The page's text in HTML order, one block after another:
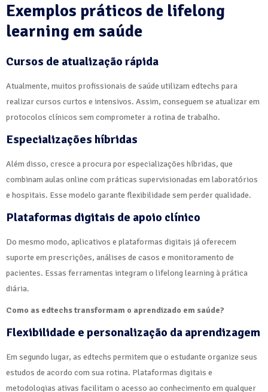
Exemplos práticos de lifelong
learning em saúde
Cursos de atualização rápida
Atualmente, muitos profissionais de saúde utilizam edtechs para
realizar cursos curtos e intensivos. Assim, conseguem se atualizar em
protocolos clínicos sem comprometer a rotina de trabalho.
Especializações híbridas
Além disso, cresce a procura por especializações híbridas, que
combinam aulas online com práticas supervisionadas em laboratórios
e hospitais. Esse modelo garante flexibilidade sem perder qualidade.
Plataformas digitais de apoio clínico
Do mesmo modo, aplicativos e plataformas digitais já oferecem
suporte em prescrições, análises de casos e monitoramento de
pacientes. Essas ferramentas integram o lifelong learning à prática
diária.
Como as edtechs transformam o aprendizado em saúde?
Flexibilidade e personalização da aprendizagem
Em segundo lugar, as edtechs permitem que o estudante organize seus
estudos de acordo com sua rotina. Plataformas digitais e
metodologias ativas facilitam o acesso ao conhecimento em qualquer